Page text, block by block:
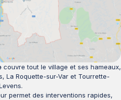
couvre tout le village et ses hameaux,
La Roquette-sur-Var et Tourrette-
permet des interventions rapides,